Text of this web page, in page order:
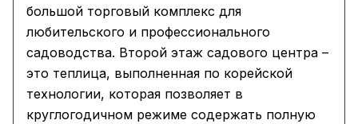
большой торговый комплекс для
любительского и профессионального
садоводства. Второй этаж садового центра –
это теплица, выполненная по корейской
технологии, которая позволяет в
круглогодичном режиме содержать полную